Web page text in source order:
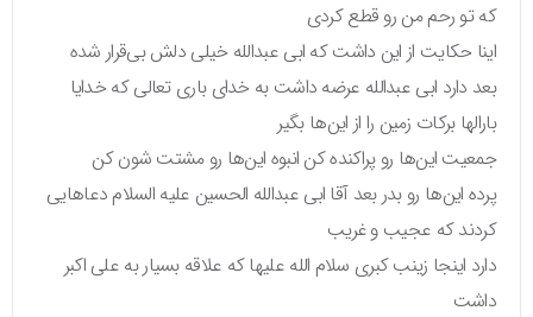
که تو رحم من رو قطع کردی
اینا حکایت از این داشت که ابی عبدالله خیلی دلش بی‌قرار شده
بعد دارد ابی عبدالله عرضه داشت به خدای باری تعالی که خدایا
بارالها برکات زمین را از این‌ها بگیر
جمعیت این‌ها رو پراکنده کن انبوه این‌ها رو مشتت شون کن
پرده این‌ها رو بدر بعد آقا ابی عبدالله الحسین علیه السلام دعاهایی
کردند که عجیب و غریب
دارد اینجا زینب کبری سلام الله علیها که علاقه بسیار به علی اکبر
داشت